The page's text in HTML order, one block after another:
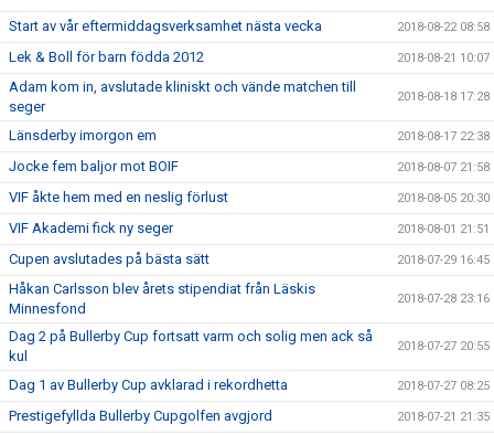
Start av vår eftermiddagsverksamhet nästa vecka 2018-08-22 08:58
Lek & Boll för barn födda 2012 2018-08-21 10:07
Adam kom in, avslutade kliniskt och vände matchen till
seger
2018-08-18 17:28
Länsderby imorgon em 2018-08-17 22:38
Jocke fem baljor mot BOIF 2018-08-07 21:58
VIF åkte hem med en neslig förlust 2018-08-05 20:30
VIF Akademi fick ny seger 2018-08-01 21:51
Cupen avslutades på bästa sätt 2018-07-29 16:45
Håkan Carlsson blev årets stipendiat från Läskis
Minnesfond
2018-07-28 23:16
Dag 2 på Bullerby Cup fortsatt varm och solig men ack så
kul
2018-07-27 20:55
Dag 1 av Bullerby Cup avklarad i rekordhetta 2018-07-27 08:25
Prestigefyllda Bullerby Cupgolfen avgjord 2018-07-21 21:35